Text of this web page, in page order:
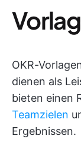
OKR-
dienen als
bieten einen
Teamzielen
Ergebnissen.